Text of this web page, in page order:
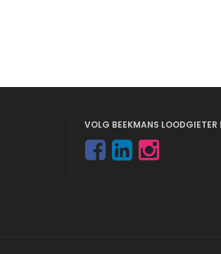
VOLG BEEKMANS LOODGIETER